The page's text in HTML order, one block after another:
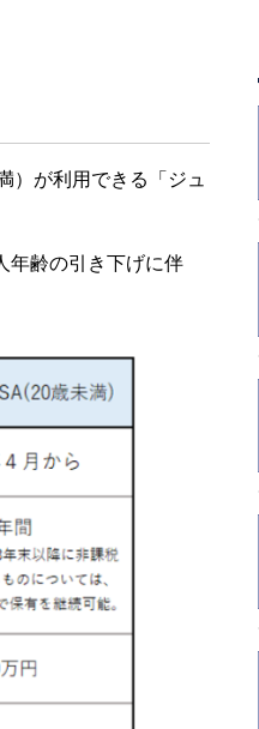
）が利用できる「ジュ
年齢の引き下げに伴